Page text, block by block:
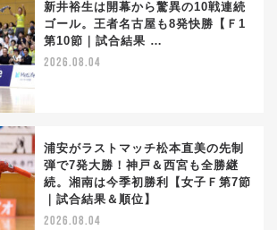
新井裕生は開幕から驚異の10戦連続
ゴール。王者名古屋も8発快勝【Ｆ1
第10節｜試合結果 …
2026.08.04
浦安がラストマッチ松本直美の先制
弾で7発大勝！神戸＆西宮も全勝継
続。湘南は今季初勝利【女子Ｆ第7節
｜試合結果＆順位】
2026.08.04